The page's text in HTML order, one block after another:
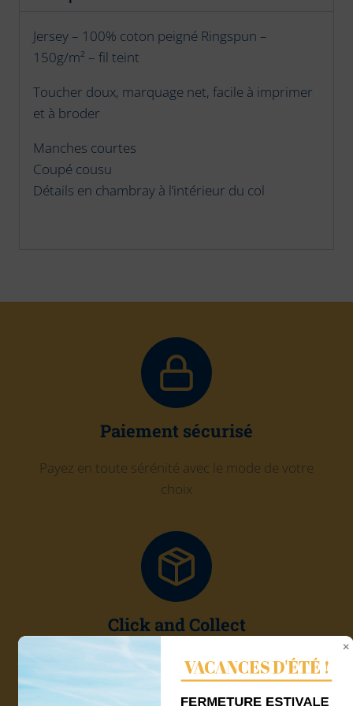
Jersey – 100% coton peigné Ringspun –
150g/m² – fil teint
Toucher doux, marquage net, facile à imprimer
et à broder
Manches courtes
Coupé cousu
Détails en chambray à l’intérieur du col
Paiement sécurisé
Payez en toute sérénité avec le mode de votre
choix
Click and Collect
Récupérez gratuitement votre commande chez
Quadri'7
VACANCES D'ÉTÉ !
FERMETURE ESTIVALE